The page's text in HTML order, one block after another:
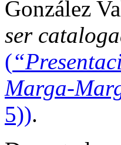
González
ser
(
Marga-
5)).